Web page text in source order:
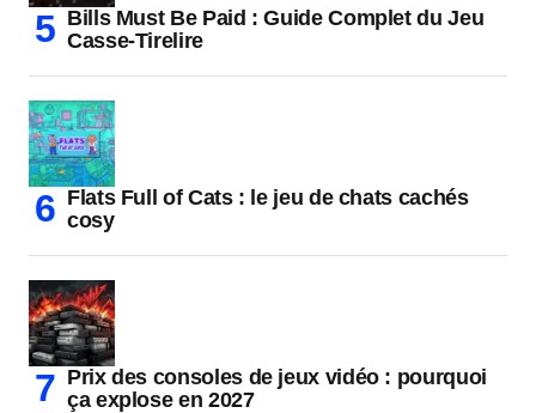
Bills Must Be Paid : Guide Complet du Jeu
Casse-Tirelire
Flats Full of Cats : le jeu de chats cachés
cosy
Prix des consoles de jeux vidéo : pourquoi
ça explose en 2027